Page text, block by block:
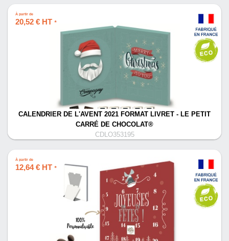
À partir de
20,52 € HT *
CALENDRIER DE L'AVENT 2021 FORMAT LIVRET - LE PETIT
CARRÉ DE CHOCOLAT®
CDLO353195
À partir de
12,64 € HT *